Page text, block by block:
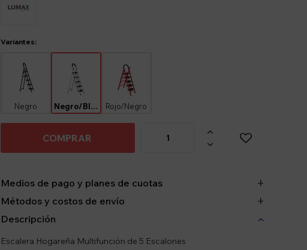
Variantes:
Negro Negro/Blanco Rojo/Negro
COMPRAR


Medios de pago y planes de cuotas
Métodos y costos de envío
Descripción
Escalera Hogareña Multifunción de 5 Escalones